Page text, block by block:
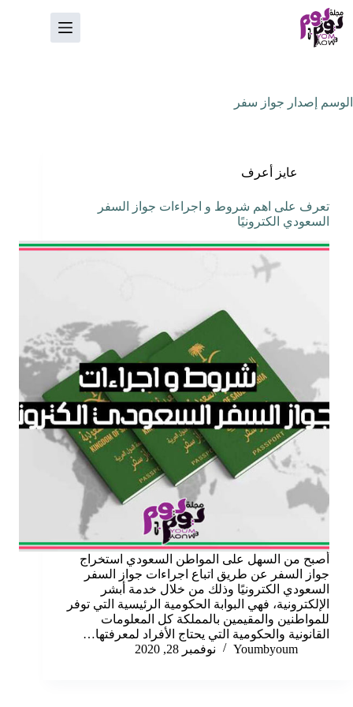
التجاوز
إلى
المحتوى
الوسم إصدار جواز سفر
عايز أعرف
تعرف على اهم شروط و اجراءات جواز السفر
السعودي الكترونيًا
أصبح من السهل على المواطن السعودي استخراج
جواز السفر عن طريق اتباع اجراءات جواز السفر
السعودي الكترونيًا وذلك من خلال خدمة أبشر
الإلكترونية، فهي البوابة الحكومية الرئيسية التي توفر
للمواطنين والمقيمين بالمملكة كل المعلومات
القانونية والحكومية التي يحتاج الأفراد لمعرفتها…
Youmbyoum
نوفمبر 28, 2020